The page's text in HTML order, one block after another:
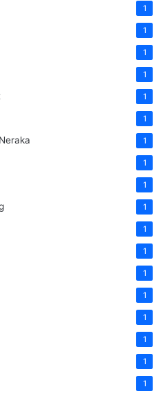
1
1
1
1
1
1
1
1
1
1
1
1
1
1
1
1
1
1